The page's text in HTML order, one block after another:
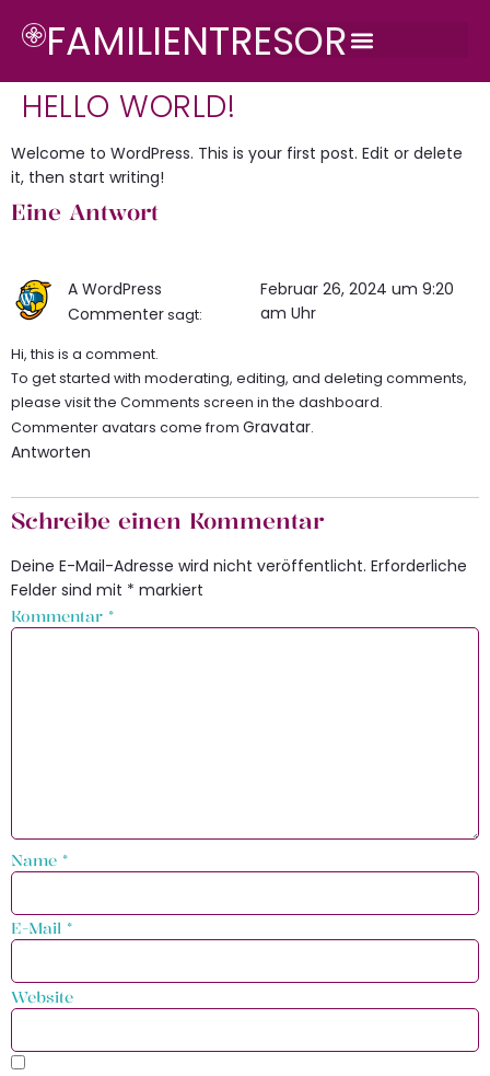
FAMILIENTRESOR
HELLO WORLD!
Welcome to WordPress. This is your first post. Edit or delete
it, then start writing!
Eine Antwort
A WordPress
Commentersagt:
Februar 26, 2024 um 9:20
am Uhr
Hi, this is a comment.
To get started with moderating, editing, and deleting comments,
please visit the Comments screen in the dashboard.
Commenter avatars come from Gravatar.
Antworten
Schreibe einen Kommentar
Deine E-Mail-Adresse wird nicht veröffentlicht. Erforderliche
Felder sind mit * markiert
Kommentar *
Name *
E-Mail *
Website